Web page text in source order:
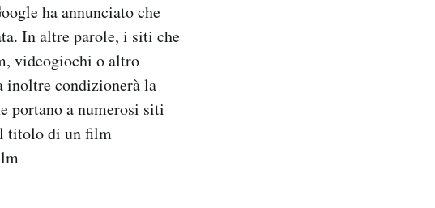
ha annunciato che
In altre parole, i siti che
videogiochi o altro
inoltre condizionerà la
portano a numerosi siti
titolo di un film